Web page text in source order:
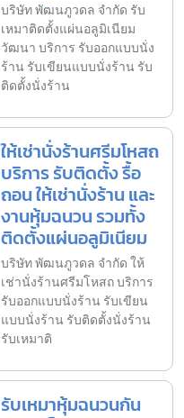
บริษัท พัฒนภูวดล จำกัด รับ
เหมาติดตั้งแผ่นอลูมิเนียม
วัฒนา บริการ รับออกแบบนั่ง
ร้าน รับเขียนแบบนั่งร้าน รับ
ติดตั้งนั่งร้าน
ให้เช่านั่งร้านศรีมโหสถ
บริการ รับติดตั้ง รื้อ
ถอน ให้เช่านั่งร้าน และ
งานหุ้มฉนวน รวมทั้ง
ติดตั้งแผ่นอลูมิเนียม
บริษัท พัฒนภูวดล จำกัด ให้
เช่านั่งร้านศรีมโหสถ บริการ
รับออกแบบนั่งร้าน รับเขียน
แบบนั่งร้าน รับติดตั้งนั่งร้าน
รับเหมาติ
รับเหมาหุ้มฉนวนกัน